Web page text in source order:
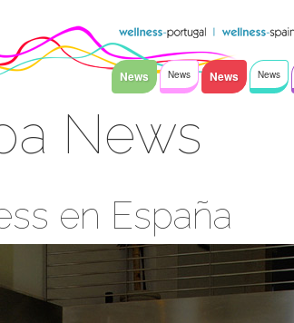
News News News News
News
en España